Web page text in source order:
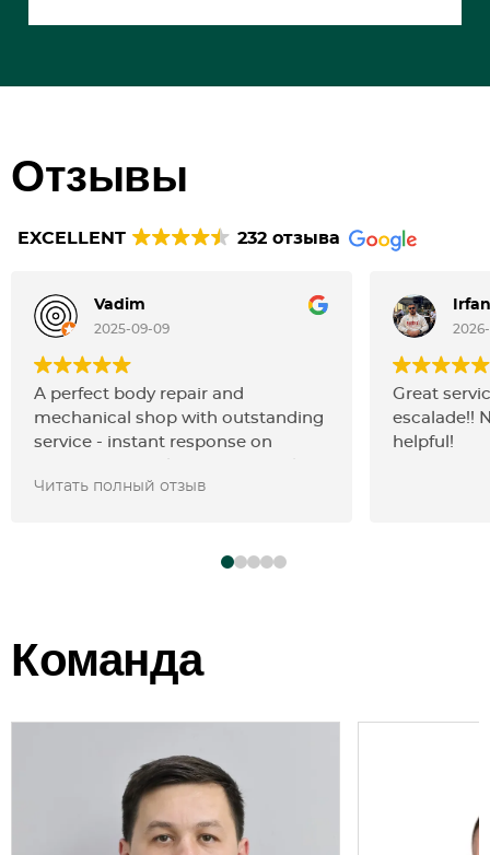
Отзывы
EXCELLENT 232 отзыва
Vadim
2025-09-09
A perfect body repair and
mechanical shop with outstanding
service - instant response on
paint jobs, excellent prices! The
Читать полный отзыв
Great
escalade!!
helpful!
Команда